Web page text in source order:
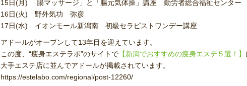
15日(月) 「腸マッサージ」と「腸元気体操」講座 勤労者総合福祉センター
16日(火) 野外気功 弥彦
17日(水) イオンモール新潟南 初級セラピストワンデー講座
アドールがオープンして13年目を迎えています。
この度、“痩身エステラボ”のサイトで 【新潟でおすすめの痩身エステ５選！】
大手エステ店に並んでアドールが掲載されています。
https://estelabo.com/regional/post-12260/